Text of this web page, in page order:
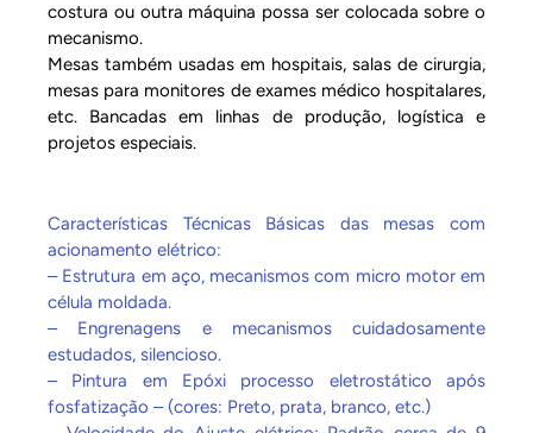
costura ou outra máquina possa ser colocada sobre o
mecanismo.
Mesas também usadas em hospitais, salas de cirurgia,
mesas para monitores de exames médico hospitalares,
etc. Bancadas em linhas de produção, logística e
projetos especiais.
Características Técnicas Básicas das mesas com
acionamento elétrico:
– Estrutura em aço, mecanismos com micro motor em
célula moldada.
– Engrenagens e mecanismos cuidadosamente
estudados, silencioso.
– Pintura em Epóxi processo eletrostático após
fosfatização – (cores: Preto, prata, branco, etc.)